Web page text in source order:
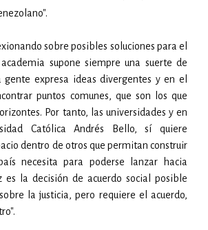
sobre posibles soluciones para el
supone siempre una suerte de
expresa ideas divergentes y en el
puntos comunes, que son los que
Por tanto, las universidades y en
Católica Andrés Bello, sí quiere
dentro de otros que permitan construir
necesita para poderse lanzar hacia
es la decisión de acuerdo social posible
la justicia, pero requiere el acuerdo,